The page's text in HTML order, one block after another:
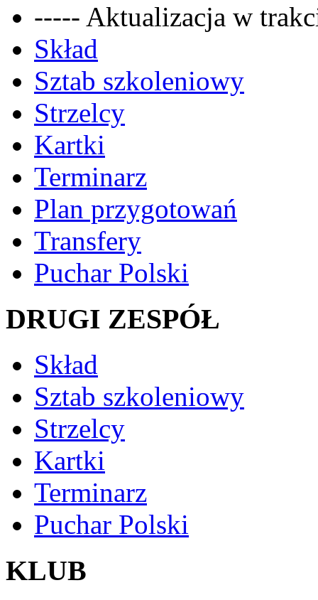
----- Aktualizacja w
Skład
Sztab szkoleniowy
Strzelcy
Kartki
Terminarz
Plan przygotowań
Transfery
Puchar Polski
DRUGI ZESPÓŁ
Skład
Sztab szkoleniowy
Strzelcy
Kartki
Terminarz
Puchar Polski
KLUB